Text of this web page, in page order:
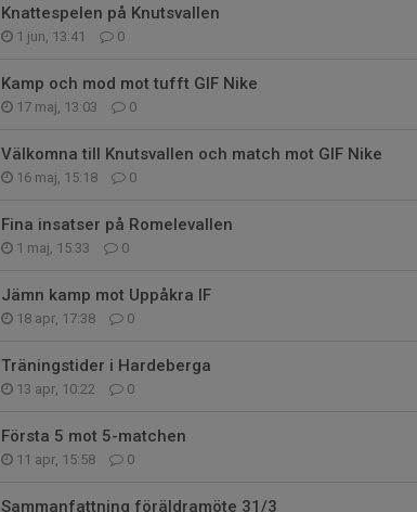
Knattespelen på Knutsvallen
1 jun, 13:41 0
Kamp och mod mot tufft GIF Nike
17 maj, 13:03 0
Välkomna till Knutsvallen och match mot GIF Nike
16 maj, 15:18 0
Fina insatser på Romelevallen
1 maj, 15:33 0
Jämn kamp mot Uppåkra IF
18 apr, 17:38 0
Träningstider i Hardeberga
13 apr, 10:22 0
Första 5 mot 5-matchen
11 apr, 15:58 0
Sammanfattning föräldramöte 31/3